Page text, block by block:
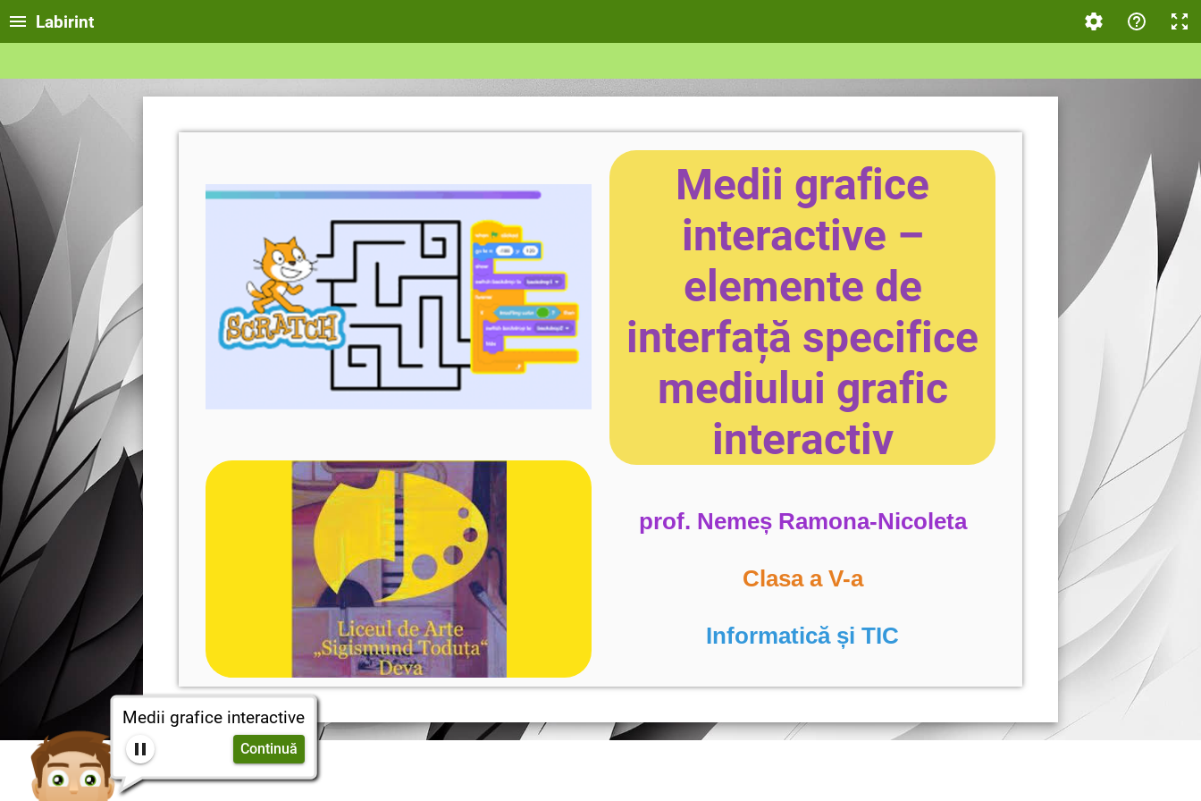
Medii grafice interactive
Continuă
Labirint
Medii grafice
interactive –
elemente de
interfață specifice
mediului grafic
interactiv
prof. Nemeș Ramona-Nicoleta
Clasa a V-a
Informatică și TIC